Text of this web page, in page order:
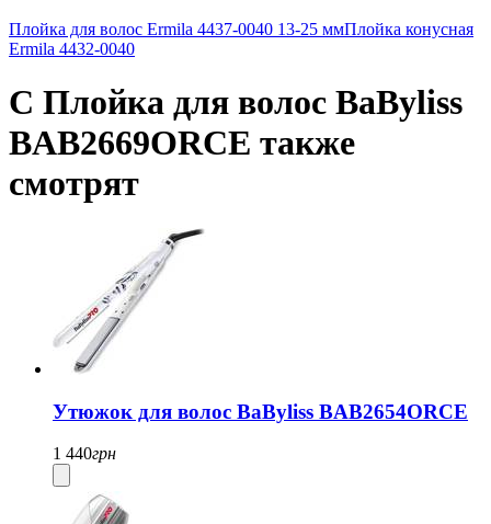
Плойка для волос Ermila 4437-0040 13-25 ммПлойка конусная
Ermila 4432-0040
С Плойка для волос BaByliss
BAB2669ORCE также
смотрят
Утюжок для волос BaByliss BAB2654ORCE
1 440грн